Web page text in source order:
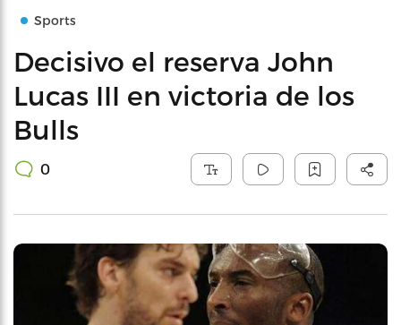
Sports
Decisivo el reserva John
Lucas III en victoria de los
Bulls
0